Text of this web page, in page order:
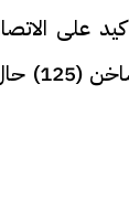
على
أرضى